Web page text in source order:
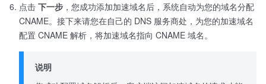
点击 下一步 ，您成功添加加速域名后，系统自动为您的域名分配
CNAME。接下来请您在自己的 DNS 服务商处，为您的加速域名
配置 CNAME 解析，将加速域名指向 CNAME 域名。
说明